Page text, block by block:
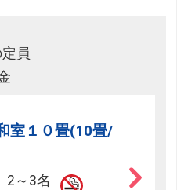
員
室１０畳(10畳/
2～3名